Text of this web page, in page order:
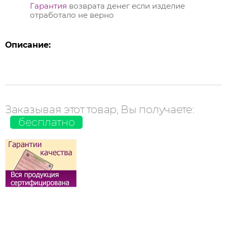
Гарантия возврата денег если изделие
отработало не верно
Описание:
Заказывая этот товар, Вы получаете:
бесплатно